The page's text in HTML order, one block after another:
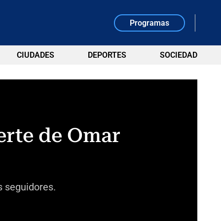
Programas
CIUDADES DEPORTES SOCIEDAD
de Omar
seguidores.